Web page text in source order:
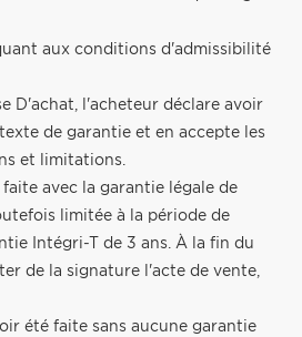
aux conditions d'admissibilité
D'achat, l'acheteur déclare avoir
de garantie et en accepte les
et limitations.
avec la garantie légale de
limitée à la période de
Intégri-T de 3 ans. À la fin du
de la signature l'acte de vente,
été faite sans aucune garantie